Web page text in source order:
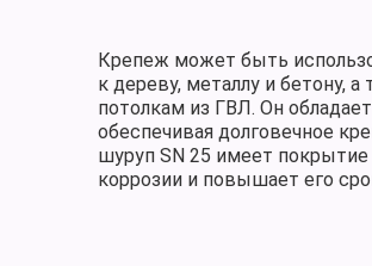
Крепеж может быть
к дереву, металлу и бетону,
потолкам из ГВЛ. Он
обеспечивая долговечное
шуруп SN 25 имеет
коррозии и повышает его